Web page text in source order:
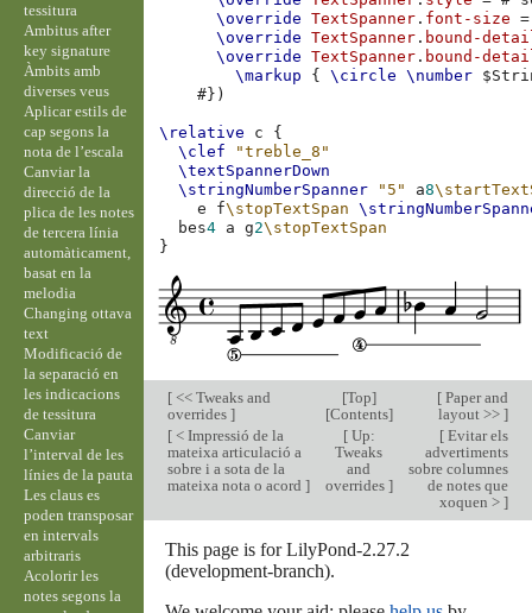
\override
TextSpanner . font-size
=
\override
TextSpanner . bound-
\override
TextSpanner . bound-
\markup
{ \circle \number $
#})
\relative c
{
\clef
"treble_8"
\textSpannerDown
\stringNumberSpanner
"5" a8
e
f\stopTextSpan
bes4 a g2\stopTextSpan
}
[<< Tweaks and
overrides ]
[Top]
[Contents]
[Paper and
layout >> ]
[< Impressió de la
mateixa articulació a
sobre i a sota de la
mateixa nota o acord ]
[Up:
Tweaks
and
overrides ]
[Evitar els
advertiments
sobre columnes
de notes que
xoquen > ]
This page is for LilyPond-2.27.2
(development-branch).
tessitura
Ambitus after
key signature
Àmbits amb
diverses veus
Aplicar estils de
cap segons la
nota de l’escala
Canviar la
direcció de la
plica de les notes
de tercera línia
automàticament,
basat en la
melodia
Changing ottava
text
Modificació de
la separació en
les indicacions
de tessitura
Canviar
l’interval de les
línies de la pauta
Les claus es
poden transposar
en intervals
arbitraris
Acolorir les
notes segons la